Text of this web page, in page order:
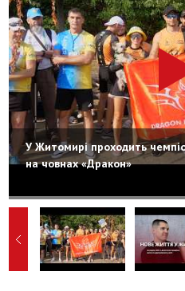
У Житомирі проходить
на човнах «Дракон»